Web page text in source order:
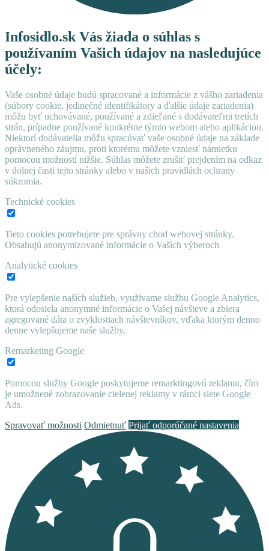
Infosidlo.sk Vás žiada o súhlas s
používaním Vašich údajov na nasledujúce
účely:
Vaše osobné údaje budú spracované a informácie z vášho zariadenia
(súbory cookie, jedinečné identifikátory a ďalšie údaje zariadenia)
môžu byť uchovávané, používané a zdieľané s dodávateľmi tretích
strán, prípadne používané konkrétne týmto webom alebo aplikáciou.
Niektorí dodávatelia môžu spracúvať vaše osobné údaje na základe
oprávneného záujmu, proti ktorému môžete vzniesť námietku
pomocou možností nižšie. Súhlas môžete zrušiť prejdením na odkaz
v dolnej časti tejto stránky alebo v našich pravidlách ochrany
súkromia.
Technické cookies
Tieto cookies potrebujete pre správny chod webovej stránky.
Obsahujú anonymizované informácie o Vaších výberoch
Analytické cookies
Pre vylepšenie naších služieb, využívame službu Google Analytics,
ktorá odosiela anonymné informácie o Vašej návšteve a zbiera
agregované dáta o zvyklostiach návštevníkov, vďaka ktorým denno
denne vylepšujeme naše služby.
Remarketing Google
Pomocou služby Google poskytujeme remarktingovú reklamu, čím
je umožnené zobrazovanie cielenej reklamy v rámci siete Google
Ads.
Spravovať možnosti Odmietnuť Prijať odporúčané nastavenia